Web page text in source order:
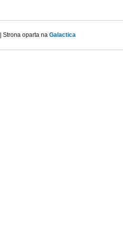
| Strona oparta na Galactica